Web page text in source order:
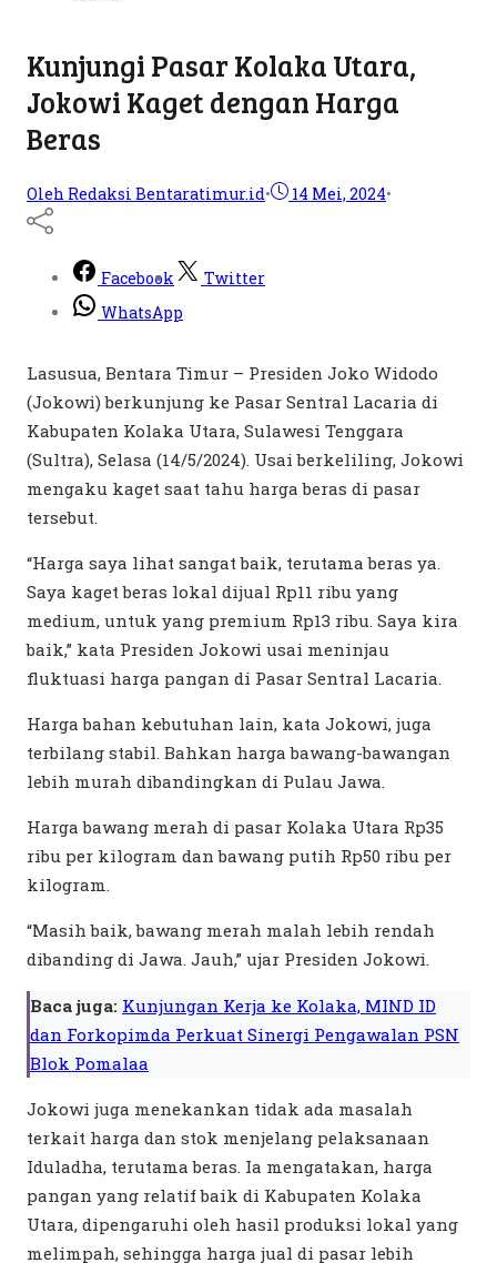
Kunjungi Pasar Kolaka Utara,
Jokowi Kaget dengan Harga
Beras
Oleh Redaksi Bentaratimur.id• 14 Mei, 2024•
Facebook
Twitter
WhatsApp
Lasusua, Bentara Timur – Presiden Joko Widodo
(Jokowi) berkunjung ke Pasar Sentral Lacaria di
Kabupaten Kolaka Utara, Sulawesi Tenggara
(Sultra), Selasa (14/5/2024). Usai berkeliling, Jokowi
mengaku kaget saat tahu harga beras di pasar
tersebut.
“Harga saya lihat sangat baik, terutama beras ya.
Saya kaget beras lokal dijual Rp11 ribu yang
medium, untuk yang premium Rp13 ribu. Saya kira
baik,” kata Presiden Jokowi usai meninjau
fluktuasi harga pangan di Pasar Sentral Lacaria.
Harga bahan kebutuhan lain, kata Jokowi, juga
terbilang stabil. Bahkan harga bawang-bawangan
lebih murah dibandingkan di Pulau Jawa.
Harga bawang merah di pasar Kolaka Utara Rp35
ribu per kilogram dan bawang putih Rp50 ribu per
kilogram.
“Masih baik, bawang merah malah lebih rendah
dibanding di Jawa. Jauh,” ujar Presiden Jokowi.
Baca juga: Kunjungan Kerja ke Kolaka, MIND ID
dan Forkopimda Perkuat Sinergi Pengawalan PSN
Blok Pomalaa
Jokowi juga menekankan tidak ada masalah
terkait harga dan stok menjelang pelaksanaan
Iduladha, terutama beras. Ia mengatakan, harga
pangan yang relatif baik di Kabupaten Kolaka
Utara, dipengaruhi oleh hasil produksi lokal yang
melimpah, sehingga harga jual di pasar lebih